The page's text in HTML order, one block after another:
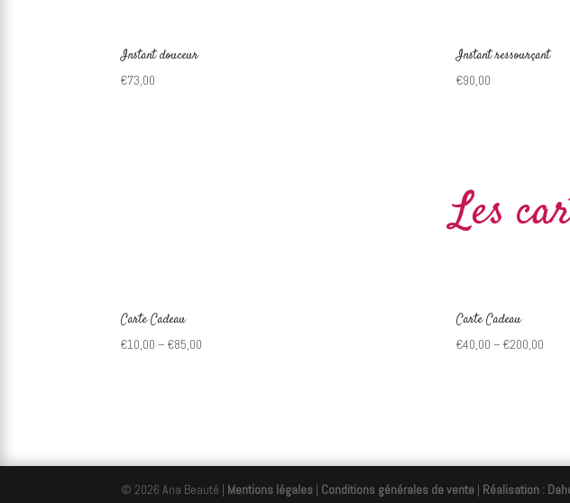
Instant douceur
€73,00
Instant ressourçant
€90,00
Les
Carte Cadeau
€10,00 –€85,00
Carte Cadeau
€40,00 – €200,00
© 2026 Ana Beauté | Mentions légales | Conditions générales de vente | Réalisation :